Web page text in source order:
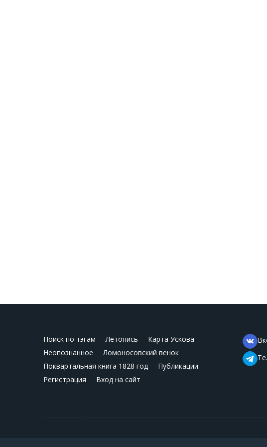
Поиск по тэгам Летопись
Карта Ускова
Неопознанное
Ломоносовский венок
Поквартальная книга 1828 год
Публикации.
Регистрация
Вход на сайт